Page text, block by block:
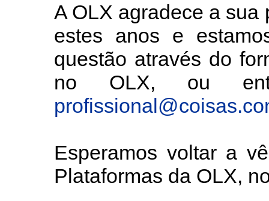
A OLX agradece a sua
estes anos e
questão através do
no OLX, ou
Esperamos voltar a
Plataformas da OLX,